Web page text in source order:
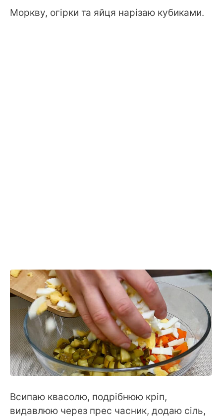
Моркву, огірки та яйця нарізаю кубиками.
Всипаю квасолю, подрібнюю кріп,
видавлюю через прес часник, додаю сіль,